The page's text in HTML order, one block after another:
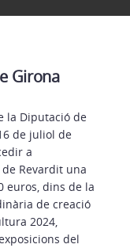
Girona
la Diputació de
de juliol de
a
Revardit una
euros, dins de la
de creació
2024,
del